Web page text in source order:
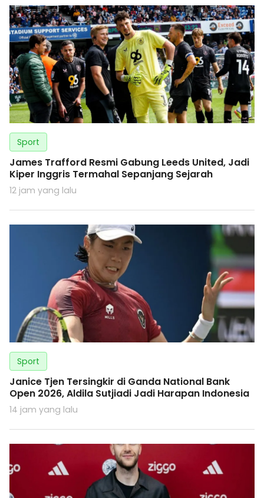
Sport
James Trafford Resmi Gabung Leeds United, Jadi
Kiper Inggris Termahal Sepanjang Sejarah
12 jam yang lalu
Sport
Janice Tjen Tersingkir di Ganda National Bank
Open 2026, Aldila Sutjiadi Jadi Harapan Indonesia
14 jam yang lalu